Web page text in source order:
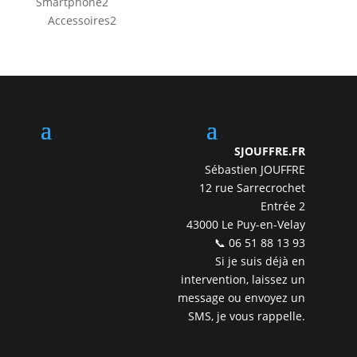
produits
Accessoires22
SJOUFFRE.FR
Sébastien JOUFFRE
12 rue Sarrecrochet
Entrée 2
43000 Le Puy-en-Velay
📞 06 51 88 13 93
Si je suis déjà en
intervention, laissez un
message ou envoyez un
SMS, je vous rappelle.